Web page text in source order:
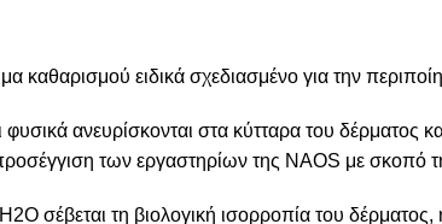
καθαρισμού ειδικά σχεδιασμένο για την
φυσικά ανευρίσκονται στα κύτταρα του δέρματος
των εργαστηρίων της NAOS με σκοπό
σέβεται τη βιολογική ισορροπία του δέρματος,